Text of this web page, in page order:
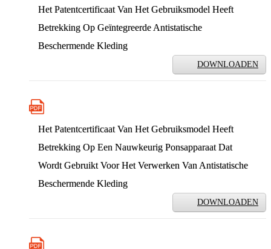
Het Patentcertificaat Van Het Gebruiksmodel Heeft
Betrekking Op Geïntegreerde Antistatische
Beschermende Kleding
DOWNLOADEN
Het Patentcertificaat Van Het Gebruiksmodel Heeft
Betrekking Op Een Nauwkeurig Ponsapparaat Dat
Wordt Gebruikt Voor Het Verwerken Van Antistatische
Beschermende Kleding
DOWNLOADEN